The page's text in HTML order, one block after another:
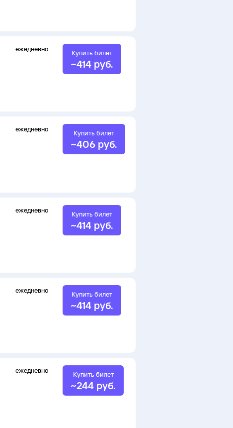
ежедневно Купить билет
~414 руб.
ежедневно Купить билет
~406 руб.
ежедневно Купить билет
~414 руб.
ежедневно Купить билет
~414 руб.
ежедневно Купить билет
~244 руб.